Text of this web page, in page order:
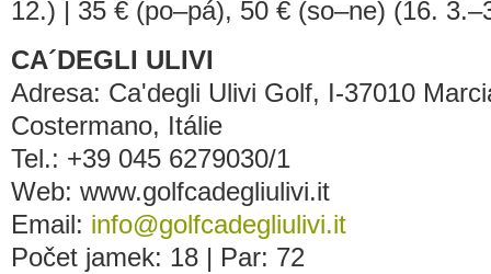
12.) | 35 € (po–pá), 50 € (so–ne) (16.
CA´DEGLI ULIVI
Adresa: Ca'degli Ulivi Golf, I-37010
Costermano, Itálie
Tel.: +39 045 6279030/1
Web: www.golfcadegliulivi.it
Email: info@golfcadegliulivi.it
Počet jamek: 18 | Par: 72